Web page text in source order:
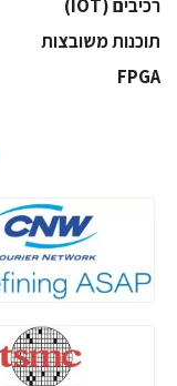
‫רכיבים‬ (IOT)
‫תוכנות משובצות‬
‫‪FPGA‬‬